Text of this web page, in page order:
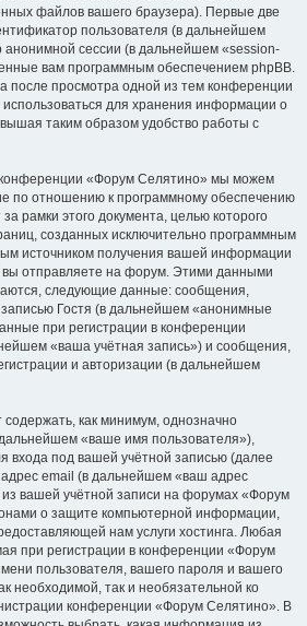
файлов вашего браузера). Первые две
пользователя (в дальнейшем
сессии (в дальнейшем «session-
вам программным обеспечением phpBB.
после просмотра одной из тем конференции
для хранения информации о
таким образом удобство работы с
«Форум Селятино» мы можем
по отношению к программному обеспечению
рамки этого документа, целью которого
созданных исключительно программным
источником получения вашей информации
отправляете на форум. Этими данными
следующие данные: сообщения,
Гостя (в дальнейшем «анонимные
при регистрации в конференции
«ваша учётная запись») и сообщения,
и авторизации (в дальнейшем
содержать, как минимум, однозначно
«ваше имя пользователя»),
входа под вашей учётной записью (далее
email (в дальнейшем «ваш адрес
вашей учётной записи на форумах «Форум
о защите компьютерной информации,
нам услуги хостинга. Любая
при регистрации в конференции «Форум
пользователя, вашего пароля и вашего
необходимой, так и необязательной ко
конференции «Форум Селятино». В